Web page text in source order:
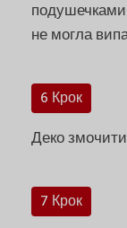
подушечками
не могла
6 Крок
Деко
7 Крок